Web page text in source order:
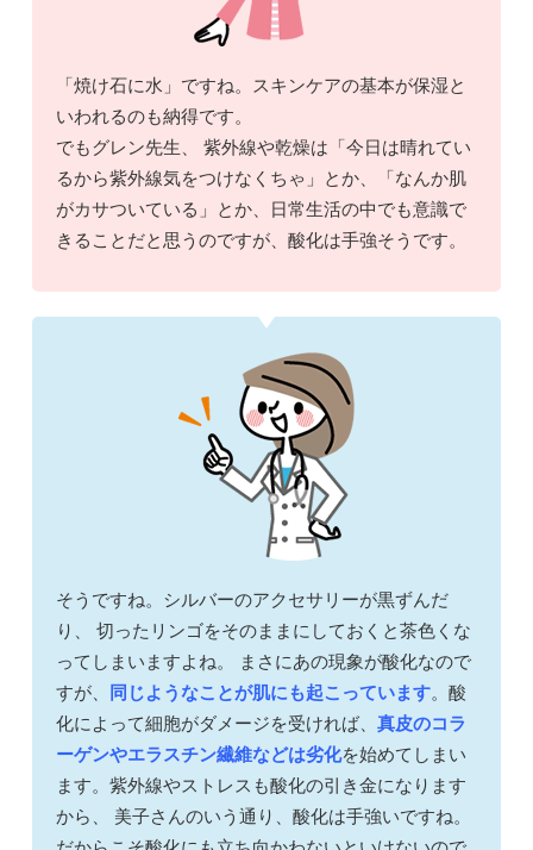
「焼け石に水」ですね。スキンケアの基本が保湿と
いわれるのも納得です。
でもグレン先生、 紫外線や乾燥は「今日は晴れてい
るから紫外線気をつけなくちゃ」とか、「なんか肌
がカサついている」とか、日常生活の中でも意識で
きることだと思うのですが、酸化は手強そうです。
そうですね。シルバーのアクセサリーが黒ずんだ
り、 切ったリンゴをそのままにしておくと茶色くな
ってしまいますよね。 まさにあの現象が酸化なので
すが、
同じようなことが肌にも起こっています。酸
化によって細胞がダメージを受ければ、真皮のコラ
ーゲンやエラスチン繊維などは劣化を始めてしまい
ます。紫外線やストレスも酸化の引き金になります
から、 美子さんのいう通り、酸化は手強いですね。